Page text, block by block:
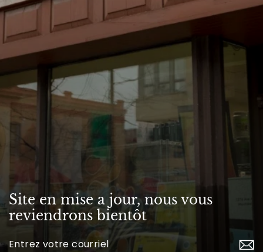
Site en mise a jour, nous vous
reviendrons bientôt
Inscrivez-